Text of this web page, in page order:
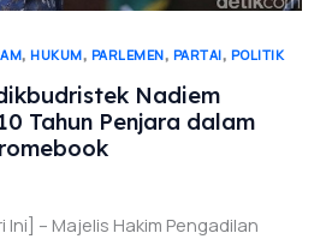
, HUKUM, PARLEMEN, PARTAI, POLITIK
Nadiem
Tahun Penjara dalam
Ini] – Majelis Hakim Pengadilan